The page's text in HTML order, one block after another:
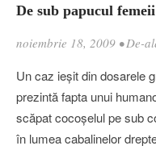
De sub papucul
noiembrie 18, 2009 •De-
Un caz ieşit din dosarele
prezintă fapta unui
scăpat cocoşelul pe sub
în lumea cabalinelor